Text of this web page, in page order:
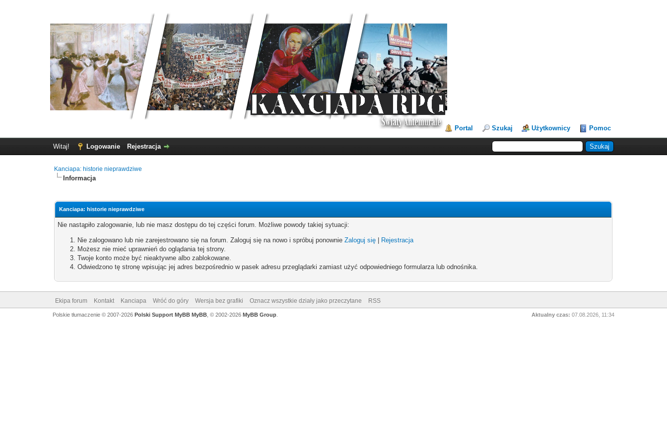
Portal Szukaj Użytkownicy Pomoc
Witaj! Logowanie Rejestracja
Kanciapa: historie nieprawdziwe
Informacja
Kanciapa: historie nieprawdziwe
Nie nastąpiło zalogowanie, lub nie masz dostępu do tej części forum. Możliwe powody takiej sytuacji:
Nie zalogowano lub nie zarejestrowano się na forum. Zaloguj się na nowo i spróbuj ponownieZaloguj się
Rejestracja
Możesz nie mieć uprawnień do oglądania tej strony.
Twoje konto może być nieaktywne albo zablokowane.
Odwiedzono tę stronę wpisując jej adres bezpośrednio w pasek adresu przeglądarki zamiast użyć odpowiedniego formularza lub odnośnika.
Ekipa forum Kontakt Kanciapa Wróć do góry Wersja bez grafiki Oznacz wszystkie działy jako przeczytane RSS
Aktualny czas: 07.08.2026, 11:34
Polskie tłumaczenie © 2007-2026 Polski Support MyBB MyBB, © 2002-2026 MyBB Group.